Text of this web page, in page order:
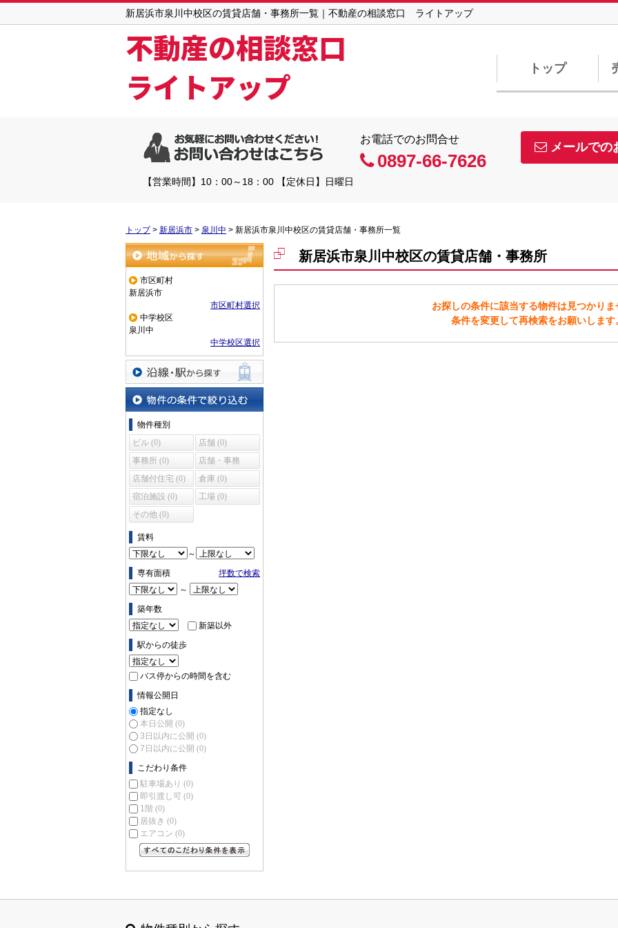
新居浜市泉川中校区の賃貸店舗・事務所一覧｜不動産の相談窓口 ライトアップ
不動産の相談窓口
ライトアップ
トップ
お電話でのお問合せ
0897-66-7626
メールでの
【営業時間】10：00～18：00 【定休日】日曜日
トップ> 新居浜市 > 泉川中 > 新居浜市泉川中校区の賃貸店舗・事務所一覧
地域から探す
市区町村
新居浜市
市区町村選択
中学校区
泉川中
中学校区選択
沿線・駅から探す
物件の条件で絞り込む
物件種別
ビル (0)
店舗 (0)
事務所 (0)
店舗・事務
所 (0)
店舗付住宅 (0)
倉庫 (0)
宿泊施設 (0)
工場 (0)
その他 (0)
賃料
～
専有面積
坪数で検索
～
築年数
新築以外
駅からの徒歩
バス停からの時間を含む
情報公開日
指定なし
本日公開 (0)
3日以内に公開 (0)
7日以内に公開 (0)
こだわり条件
駐車場あり (0)
即引渡し可 (0)
1階 (0)
居抜き (0)
エアコン (0)
新居浜市泉川中校区の賃貸店舗・事務所
お探しの条件に該当する物件は見つかりま
条件を変更して再検索をお願いします